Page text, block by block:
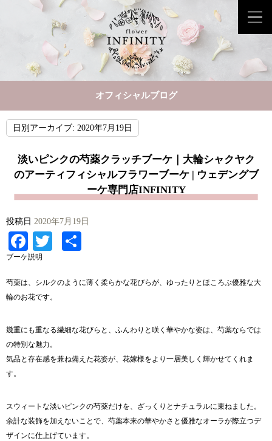
オフィシャルブログ
日別アーカイブ: 2020年7月19日
淡いピンクの芍薬クラッチブーケ｜大輪シャクヤク
のアーティフィシャルフラワーブーケ | ウェデングブ
ーケ専門店INFINITY
投稿日 2020年7月19日
Facebook
Twitter
ブーケ説明
芍薬は、シルクのように薄く柔らかな花びらが、ゆったりとほころぶ優雅な大
輪のお花です。
幾重にも重なる繊細な花びらと、ふんわりと咲く華やかな姿は、芍薬ならでは
の特別な魅力。
気品と存在感を兼ね備えた花姿が、花嫁様をより一層美しく輝かせてくれま
す。
スウィートな淡いピンクの芍薬だけを、ざっくりとナチュラルに束ねました。
余計な装飾を加えないことで、芍薬本来の華やかさと優雅なオーラが際立つデ
ザインに仕上げています。